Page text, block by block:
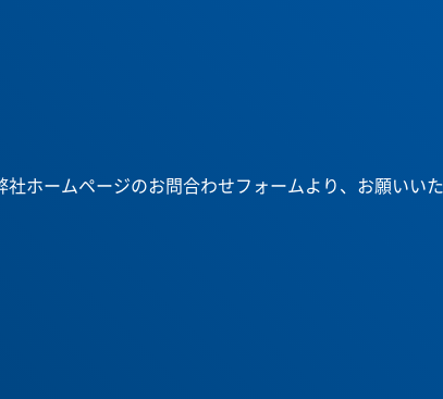
ホームページのお問合わせフォームより、お願いいた